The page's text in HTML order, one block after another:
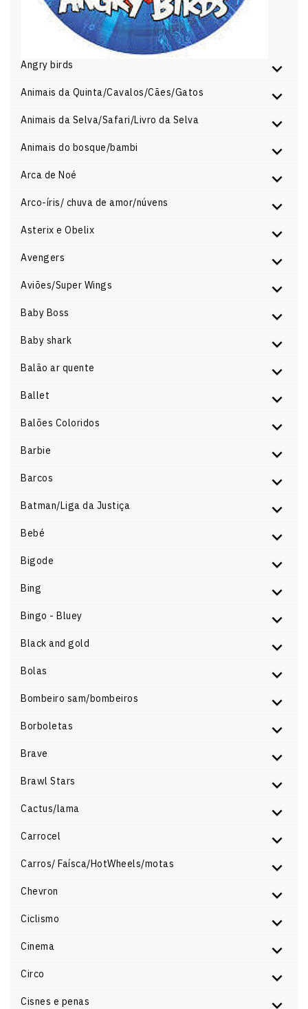
Angry birds
Animais da Quinta/Cavalos/Cães/Gatos
Animais da Selva/Safari/Livro da Selva
Animais do bosque/bambi
Arca de Noé
Arco-íris/ chuva de amor/núvens
Asterix e Obelix
Avengers
Aviões/Super Wings
Baby Boss
Baby shark
Balão ar quente
Ballet
Balões Coloridos
Barbie
Barcos
Batman/Liga da Justiça
Bebé
Bigode
Bing
Bingo - Bluey
Black and gold
Bolas
Bombeiro sam/bombeiros
Borboletas
Brave
Brawl Stars
Cactus/lama
Carrocel
Carros/ Faísca/HotWheels/motas
Chevron
Ciclismo
Cinema
Circo
Cisnes e penas